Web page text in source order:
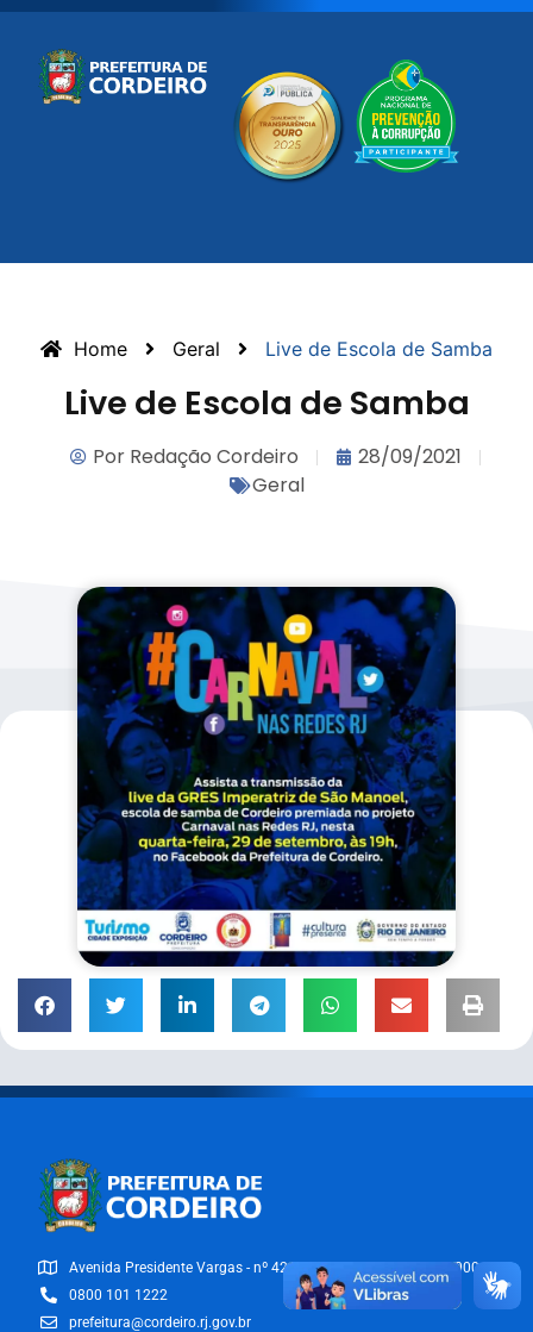
Home Geral Live de Escola de Samba
Live de Escola de Samba
Por Redação Cordeiro
28/09/2021
Geral
Avenida Presidente Vargas - nº 42/54 - Centro - CEP: 28540-000
0800 101 1222
prefeitura@cordeiro.rj.gov.br